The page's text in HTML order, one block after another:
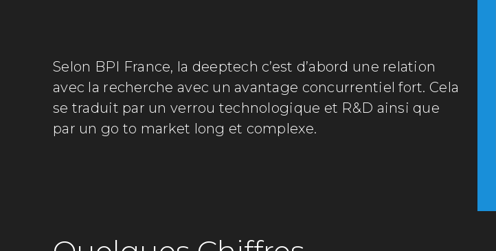
Selon BPI France, la deeptech c’est d’abord une relation
avec la recherche avec un avantage concurrentiel fort. Cela
se traduit par un verrou technologique et R&D ainsi que
par un go to market long et complexe.